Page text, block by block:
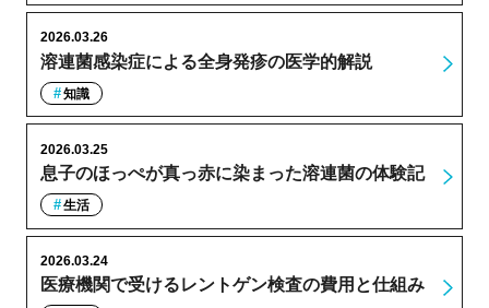
溶連菌感染症による全身発疹の医学的解説
2026.03.26
知識
息子のほっぺが真っ赤に染まった溶連菌の体験記
2026.03.25
生活
医療機関で受けるレントゲン検査の費用と仕組み
2026.03.24